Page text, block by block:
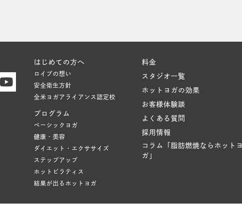
はじめての方へ
ロイブの想い
安全衛生方針
全米ヨガアライアンス認定校
プログラム
ベーシックヨガ
健康・美容
ダイエット・エクササイズ
ステップアップ
ホットピラティス
結果が出るホットヨガ
料金
スタジオ一覧
ホットヨガの効果
お客様体験談
よくある質問
採用情報
コラム「脂肪燃焼ならホットヨ
ガ」